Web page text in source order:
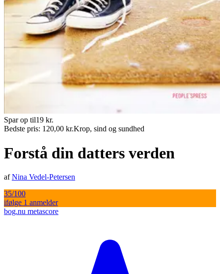
Spar op til19 kr.
Bedste pris: 120,00 kr.Krop, sind og sundhed
Forstå din datters verden
afNina Vedel-Petersen
35/100
ifølge 1 anmelder
bog.nu metascore